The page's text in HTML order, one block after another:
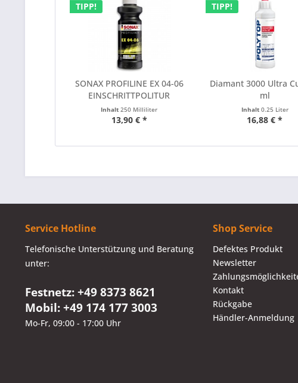
TIPP!
SONAX PROFILINE EX 04-06
EINSCHRITTPOLITUR
Inhalt250 Milliliter
13,90 € *
TIPP!
Diamant 3000 Ultra
ml
Inhalt 0.25 Liter
16,88 € *
Service Hotline
Telefonische Unterstützung und Beratung
unter:
Festnetz: +49 8373 8621
Mobil: +49 174 177 3003
Mo-Fr, 09:00 - 17:00 Uhr
Shop Service
Defektes Produkt
Newsletter
Kontakt
Rückgabe
Händler-Anmeldung